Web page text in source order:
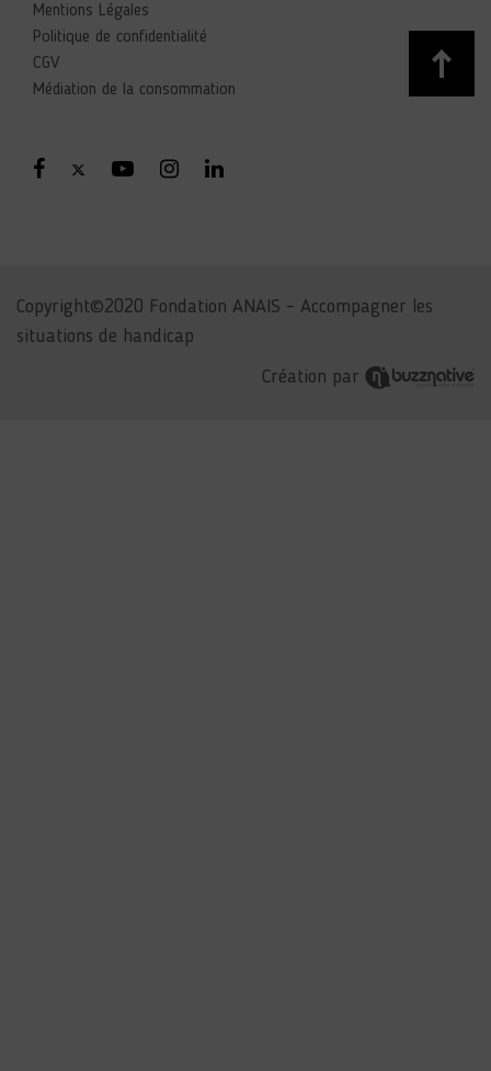
Mentions Légales
Politique de confidentialité
CGV
Médiation de la consommation
Copyright©2020 Fondation ANAIS – Accompagner les
situations de handicap
Création par